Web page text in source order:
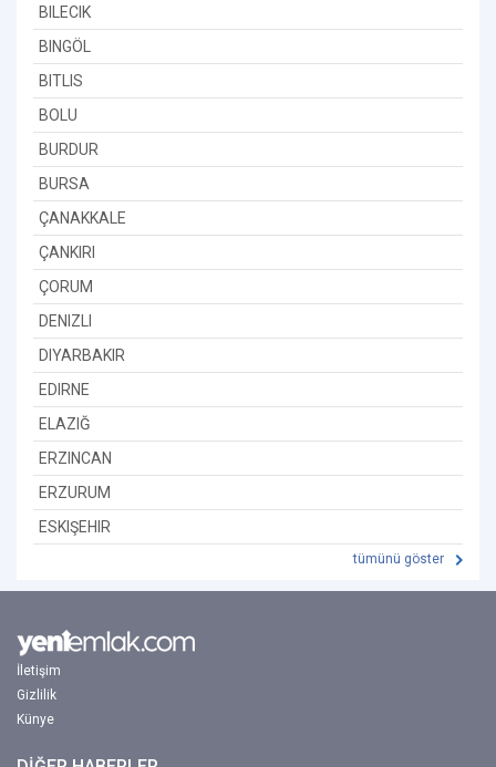
BILECIK
BINGÖL
BITLIS
BOLU
BURDUR
BURSA
ÇANAKKALE
ÇANKIRI
ÇORUM
DENIZLI
DIYARBAKIR
EDIRNE
ELAZIĞ
ERZINCAN
ERZURUM
ESKIŞEHIR
tümünü göster
İletişim
Gizlilik
Künye